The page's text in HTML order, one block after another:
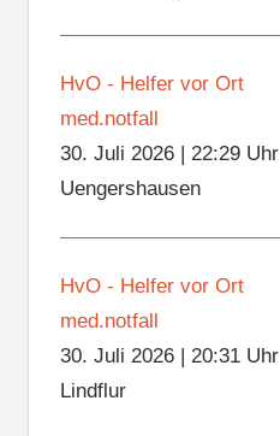
HvO - Helfer vor Ort
med.notfall
30. Juli 2026| 22:29 Uhr
Uengershausen
HvO - Helfer vor Ort
med.notfall
30. Juli 2026| 20:31 Uhr
Lindflur